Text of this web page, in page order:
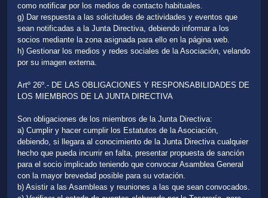
como notificar por los medios de contacto habituales.
g) Dar respuesta a las solicitudes de actividades y eventos que
sean notificadas a la Junta Directiva, debiendo informar a los
socios mediante la zona asignada para ello en la página web.
h) Gestionar los medios y redes sociales de la Asociación, velando
por su imagen externa.
Artº 26º.- DE LAS OBLIGACIONES Y RESPONSABILIDADES DE
LOS MIEMBROS DE LA JUNTA DIRECTIVA
Son obligaciones de los miembros de la Junta Directiva:
a) Cumplir y hacer cumplir los Estatutos de la Asociación,
debiendo, si llegara al conocimiento de la Junta Directiva cualquier
hecho que pueda incurrir en falta, presentar propuesta de sanción
para el socio implicado teniendo que convocar Asamblea General
con la mayor brevedad posible para su votación.
b) Asistir a las Asambleas y reuniones a las que sean convocados.